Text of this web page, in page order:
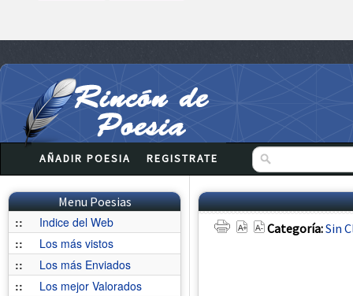
AÑADIR POESIA REGISTRATE
Menu Poesias
::
Indice del Web
::
Los más vistos
::
Los más Enviados
::
Los mejor Valorados
Categoría:Sin